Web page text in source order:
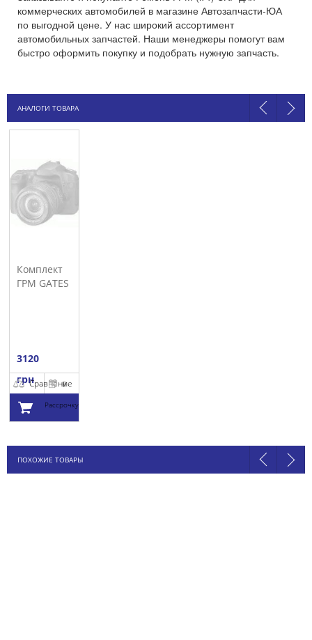
коммерческих автомобилей в магазине Автозапчасти-ЮА
по выгодной цене. У нас широкий ассортимент
автомобильных запчастей. Наши менеджеры помогут вам
быстро оформить покупку и подобрать нужную запчасть.
АНАЛОГИ ТОВАРА
Комплект
ГРМ GATES
3120
грнСравнение
В
Рассрочку
корзину
ПОХОЖИЕ ТОВАРЫ